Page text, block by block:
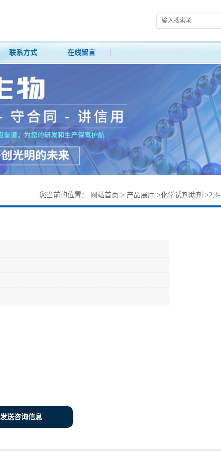
联系方式 在线留言
您当前的位置： 网站首页 > 产品展厅 >化学试剂助剂 >
发送咨询信息